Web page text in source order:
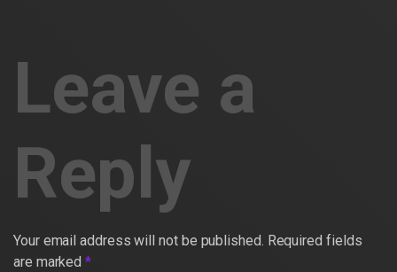
Leave a
Reply
Your email address will not be published. Required fields
are marked*